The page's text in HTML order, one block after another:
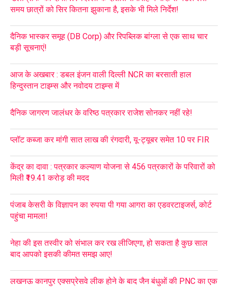
समय छात्रों को सिर कितना झुकाना है, इसके भी मिले निर्देश!
दैनिक भास्कर समूह (DB Corp) और रिपब्लिक बांग्ला से एक साथ चार
बड़ी सूचनाएं!
आज के अखबार : डबल इंजन वाली दिल्ली NCR का बरसाती हाल
हिन्दुस्तान टाइम्स और नवोदय टाइम्स में
दैनिक जागरण जालंधर के वरिष्ठ पत्रकार राजेश सोनकर नहीं रहे!
प्लॉट कब्जा कर मांगी सात लाख की रंगदारी, यू-ट्यूबर समेत 10 पर FIR
केंद्र का दावा : पत्रकार कल्याण योजना से 456 पत्रकारों के परिवारों को
मिली ₹19.41 करोड़ की मदद
पंजाब केसरी के विज्ञापन का रुपया पी गया आगरा का एडवरटाइजर्स, कोर्ट
पहुंचा मामला!
नेहा की इस तस्वीर को संभाल कर रख लीजिएगा, हो सकता है कुछ साल
बाद आपको इसकी कीमत समझ आए!
लखनऊ कानपुर एक्सप्रेसवे लीक होने के बाद जैन बंधुओं की PNC का एक